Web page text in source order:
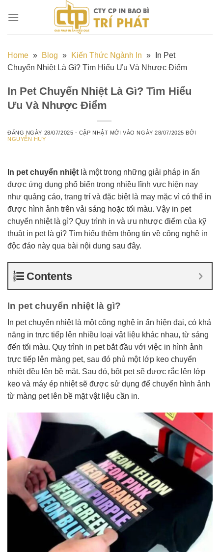
đến
Home » Blog » Kiến Thức Ngành In »
In Pet
Chuyển Nhiệt Là Gì? Tìm Hiểu Ưu Và Nhược Điểm
In Pet Chuyển Nhiệt Là Gì? Tìm Hiểu
Ưu Và Nhược Điểm
ĐĂNG NGÀY 28/07/2025 - CẬP NHẬT MỚI VÀO NGÀY28/07/2025 BỞI
NGUYỄN HUY
In pet chuyển nhiệt là một trong những giải pháp in ấn
được ứng dụng phổ biến trong nhiều lĩnh vực hiện nay
như quảng cáo, trang trí và đặc biệt là may mặc vì có thể in
được hình ảnh trên vải sáng hoặc tối màu. Vậy in pet
chuyển nhiệt là gì? Quy trình in và ưu nhược điểm của kỹ
thuật in pet là gì? Tìm hiểu thêm thông tin về công nghệ in
độc đáo này qua bài nội dung sau đây.
Contents
In pet chuyển nhiệt là gì?
In pet chuyển nhiệt là một công nghệ in ấn hiện đại, có khả
năng in trực tiếp lên nhiều loại vật liệu khác nhau, từ sáng
đến tối màu. Quy trình in pet bắt đầu với việc in hình ảnh
trực tiếp lên màng pet, sau đó phủ một lớp keo chuyển
nhiệt đều lên bề mặt. Sau đó, bột pet sẽ được rắc lên lớp
keo và máy ép nhiệt sẽ được sử dụng để chuyển hình ảnh
từ màng pet lên bề mặt vật liệu cần in.